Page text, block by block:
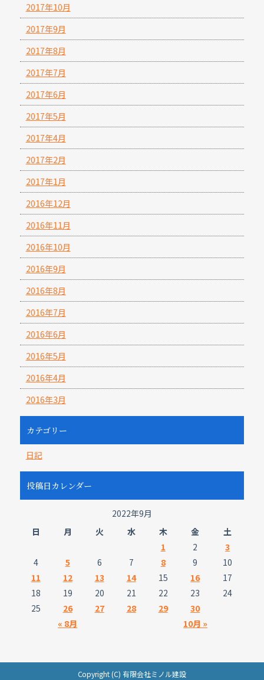
2017年10月
2017年9月
2017年8月
2017年7月
2017年6月
2017年5月
2017年4月
2017年2月
2017年1月
2016年12月
2016年11月
2016年10月
2016年9月
2016年8月
2016年7月
2016年6月
2016年5月
2016年4月
2016年3月
カテゴリー
日記
投稿日カレンダー
2022年9月
日
月 火 水 木 金 土
« 8月 10月 »
1 2
3
4
5 6 7 8 9
10
11
12 13 14 15 16
17
18
19 20 21 22 23
24
25
26 27 28 29 30
Copyright (C) 有限会社ミノル建設